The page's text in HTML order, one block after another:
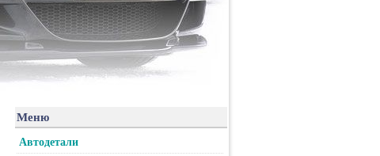
Меню
Автодетали